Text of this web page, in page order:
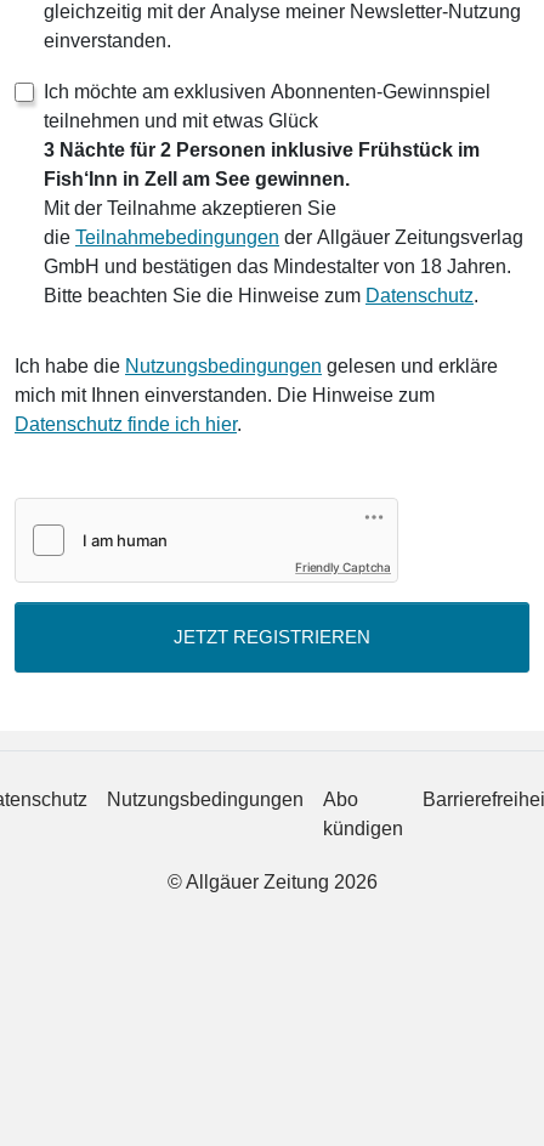
gleichzeitig mit der Analyse meiner Newsletter-Nutzung
einverstanden.
Ich möchte am exklusiven Abonnenten-Gewinnspiel
teilnehmen und mit etwas Glück
3 Nächte für 2 Personen inklusive Frühstück im
Fish‘Inn in Zell am See gewinnen.
Mit der Teilnahme akzeptieren Sie
die Teilnahmebedingungen der Allgäuer Zeitungsverlag
GmbH und bestätigen das Mindestalter von 18 Jahren.
Bitte beachten Sie die Hinweise zum Datenschutz.
Ich habe die Nutzungsbedingungen gelesen und erkläre
mich mit Ihnen einverstanden. Die Hinweise zum
Datenschutz finde ich hier.
Friendly Captcha
JETZT REGISTRIEREN
Nutzungsbedingungen
Abo
kündigen
© Allgäuer Zeitung 2026